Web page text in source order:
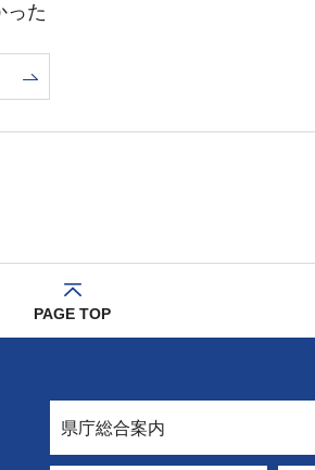
った
PAGE TOP
県庁総合案内